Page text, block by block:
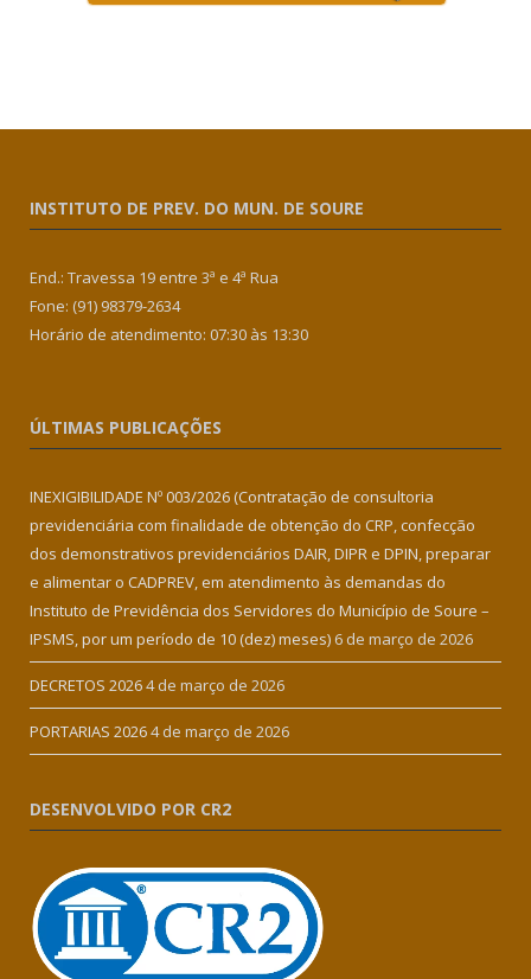
INSTITUTO DE PREV. DO MUN. DE SOURE
End.: Travessa 19 entre 3ª e 4ª Rua
Fone: (91) 98379-2634
Horário de atendimento: 07:30 às 13:30
ÚLTIMAS PUBLICAÇÕES
INEXIGIBILIDADE Nº 003/2026 (Contratação de consultoria
previdenciária com finalidade de obtenção do CRP, confecção
dos demonstrativos previdenciários DAIR, DIPR e DPIN, preparar
e alimentar o CADPREV, em atendimento às demandas do
Instituto de Previdência dos Servidores do Município de Soure –
IPSMS, por um período de 10 (dez) meses) 6 de março de 2026
DECRETOS 20264 de março de 2026
PORTARIAS 20264 de março de 2026
DESENVOLVIDO POR CR2